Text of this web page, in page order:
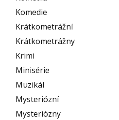
Komedie
Krátkometrážní
Krátkometrážny
Krimi
Minisérie
Muzikál
Mysteriózní
Mysteriózny